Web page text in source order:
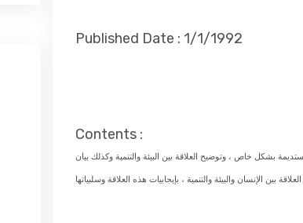
Published Date : 1/1/1992
Contents :
بشكل خاص ، وتوضيح العلاقة بين البيئة والتنمية وكذلك بيان
العلاقة بين الإنسان والبيئة والتنمية ، بإيجابيات هذه العلاقة وسلبياتها